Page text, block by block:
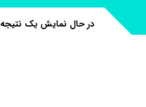
در حال نمایش یک نتیجه